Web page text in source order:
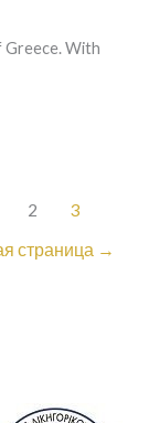
Greece. With
2 3
страница →